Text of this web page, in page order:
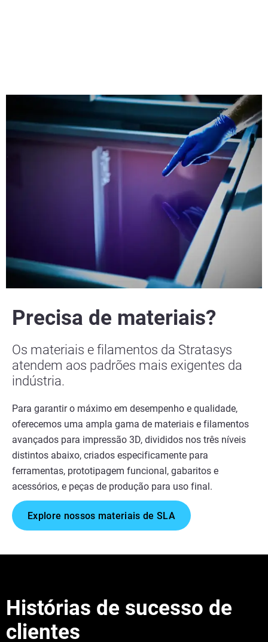
Precisa de materiais?
Os materiais e filamentos da Stratasys
atendem aos padrões mais exigentes da
indústria.
Para garantir o máximo em desempenho e qualidade,
oferecemos uma ampla gama de materiais e filamentos
avançados para impressão 3D, divididos nos três níveis
distintos abaixo, criados especificamente para
ferramentas, prototipagem funcional, gabaritos e
acessórios, e peças de produção para uso final.
Explore nossos materiais de SLA
Histórias de sucesso de
clientes